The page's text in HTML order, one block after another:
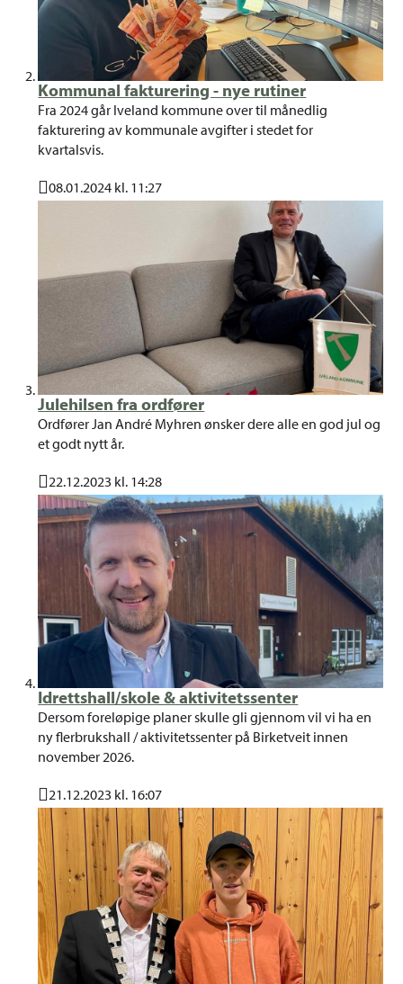
Kommunal fakturering - nye rutiner
Fra 2024 går Iveland kommune over til månedlig
fakturering av kommunale avgifter i stedet for
kvartalsvis.
Publisert
08.01.2024 kl. 11:27
Julehilsen fra ordfører
Ordfører Jan André Myhren ønsker dere alle en god jul og
et godt nytt år.
Publisert
22.12.2023 kl. 14:28
Idrettshall/skole & aktivitetssenter
Dersom foreløpige planer skulle gli gjennom vil vi ha en
ny flerbrukshall / aktivitetssenter på Birketveit innen
november 2026.
Publisert
21.12.2023 kl. 16:07